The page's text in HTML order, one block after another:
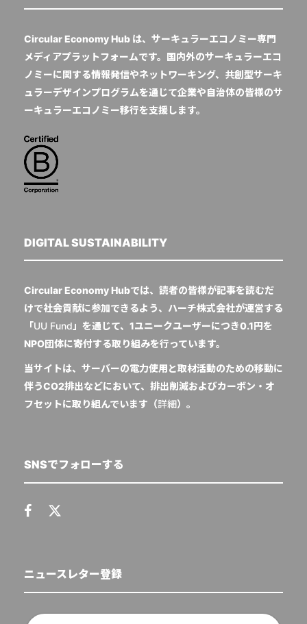
Circular Economy Hub は、サーキュラーエコノミー専門
メディアプラットフォームです。国内外のサーキュラーエコ
ノミーに関する情報発信やネットワーキング、共創型サーキ
ュラーデザインプログラムを通じて企業や自治体の皆様のサ
ーキュラーエコノミー移行を支援します。
DIGITAL SUSTAINABILITY
Circular Economy Hubでは、読者の皆様が記事を読むだ
けで社会貢献に参加できるよう、ハーチ株式会社が運営する
「UU Fund 」を通じて、1ユニークユーザーにつき0.1円を
NPO団体に寄付する取り組みを行っています。
当サイトは、サーバーの電力使用と取材活動のための移動に
伴うCO2排出などにおいて、排出削減およびカーボン・オ
フセットに取り組んでいます（詳細）。
SNSでフォローする
ニュースレター登録